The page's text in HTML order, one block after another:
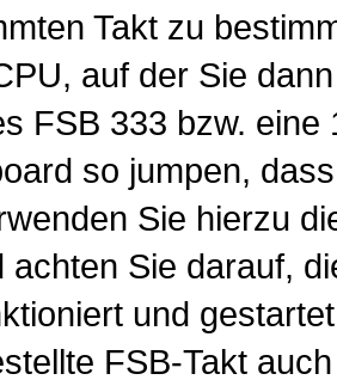
Takt zu
auf der Sie
FSB 333 bzw.
so jumpen,
Sie hierzu
achten Sie darauf,
und
FSB-Takt